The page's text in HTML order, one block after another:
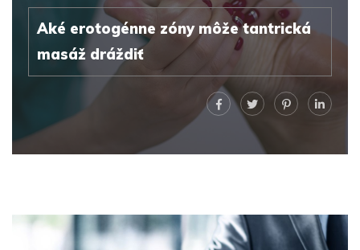
Aké erotogénne zóny môže tantrická
masáž dráždiť